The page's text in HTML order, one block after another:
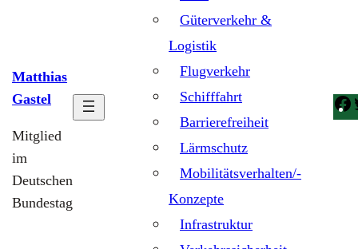
Matthias
Gastel
Mitglied
im
Deutschen
Bundestag
Güterverkehr &
Logistik
Flugverkehr
Schifffahrt
Barrierefreiheit
Lärmschutz
Mobilitätsverhalten/-
Konzepte
Infrastruktur